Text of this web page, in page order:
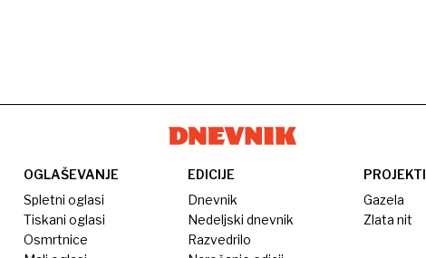
OGLAŠEVANJE
Spletni oglasi
Tiskani oglasi
Osmrtnice
EDICIJE
Dnevnik
Nedeljski dnevnik
Razvedrilo
PROJEKTI
Gazela
Zlata nit